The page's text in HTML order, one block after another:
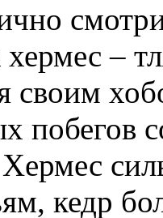
хермес –
своим
побегов
кедр